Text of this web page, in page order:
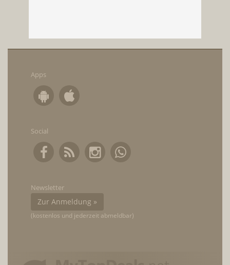
Apps
Social
Newsletter
Zur Anmeldung »
(kostenlos und jederzeit abmeldbar)